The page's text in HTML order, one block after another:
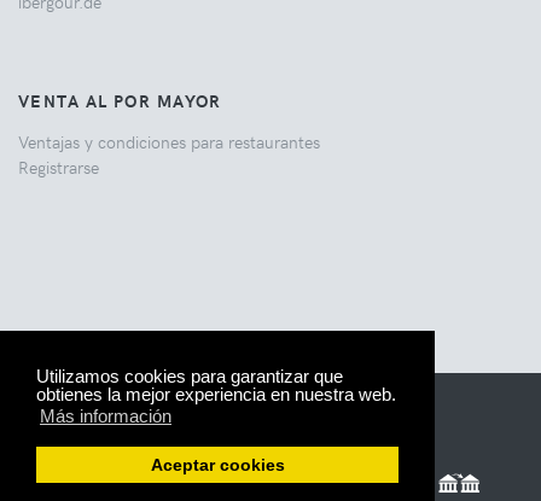
Utilizamos cookies para garantizar que
obtienes la mejor experiencia en nuestra web.
Más información
Aceptar cookies
VENTA AL POR MAYOR
Ventajas y condiciones para restaurantes
Registrarse
© 2005-2026 IberGour.